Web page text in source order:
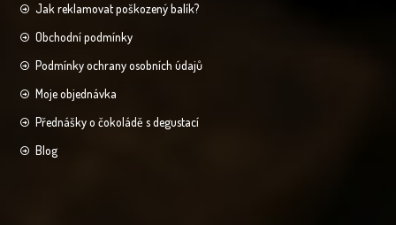
Jak reklamovat poškozený balík?
Obchodní podmínky
Podmínky ochrany osobních údajů
Moje objednávka
Přednášky o čokoládě s degustací
Blog